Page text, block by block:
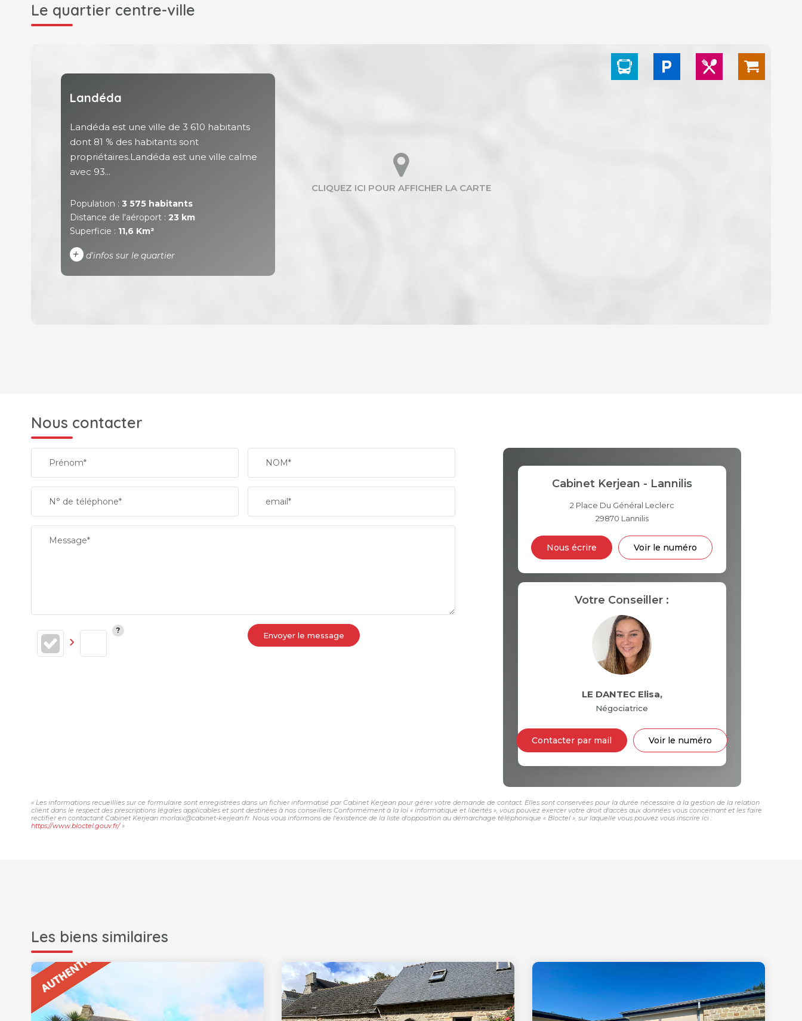
Le quartier centre-ville
Landéda
Landéda est une ville de 3 610 habitants
dont 81 % des habitants sont
propriétaires.Landéda est une ville calme
avec 93...
Population : 3 575 habitants
Distance de l'aéroport : 23 km
Superficie : 11,6 Km²
+ d'infos sur le quartier
TAXE FONCIÈRE
SUPERFICIE :
RESTAURANTS ET CAFÉS COMMERCES
Nous contacter
Prénom* NOM*
N° de téléphone* email*
Message*
Envoyer le message
Cabinet Kerjean - Lannilis
2 Place Du Général Leclerc
29870 Lannilis
Nous écrire Voir le numéro
Votre Conseiller :
LE DANTEC Elisa,
Négociatrice
Contacter par mail Voir le numéro
« Les informations recueillies sur ce formulaire sont enregistrées dans un fichier informatisé par Cabinet Kerjean pour gérer votre demande de contact. Elles sont conservées pour la durée nécessaire à la gestion de la relation
client dans le respect des prescriptions légales applicables et sont destinées à nos conseillers Conformément à la loi « informatique et libertés », vous pouvez exercer votre droit d'accès aux données vous concernant et les faire
rectifier en contactant Cabinet Kerjean morlaix@cabinet-kerjean.fr. Nous vous informons de l'existence de la liste d'opposition au démarchage téléphonique « Bloctel », sur laquelle vous pouvez vous inscrire ici :
https://www.bloctel.gouv.fr/»
Les biens similaires